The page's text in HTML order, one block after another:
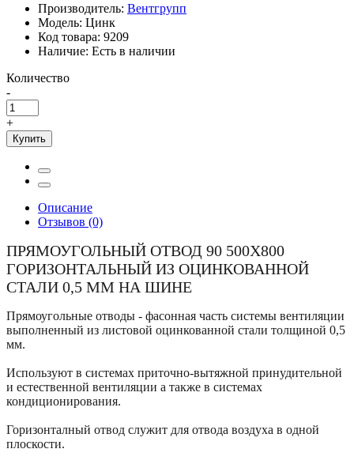
Производитель: Вентгрупп
Модель: Цинк
Код товара: 9209
Наличие: Есть в наличии
Количество
-
+
Купить
Описание
Отзывов (0)
ПРЯМОУГОЛЬНЫЙ ОТВОД 90 500Х800
ГОРИЗОНТАЛЬНЫЙ ИЗ ОЦИНКОВАННОЙ
СТАЛИ 0,5 ММ НА ШИНЕ
Прямоугольные отводы - фасонная часть системы вентиляции
выполненный из листовой оцинкованной стали толщиной 0,5
мм.
Используют в системах приточно-вытяжной принудительной
и естественной вентиляции а также в системах
кондиционирования.
Горизонталный отвод служит для отвода воздуха в одной
плоскости.